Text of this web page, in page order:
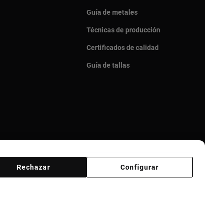
Guía de metales
Técnicas de producción
Certificados de calidad
Guía de tallas
Configurar
Rechazar